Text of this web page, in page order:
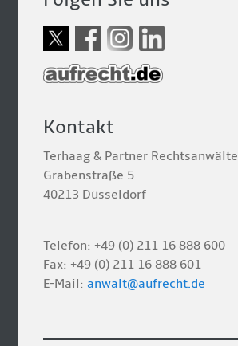
Kontakt
Terhaag & Partner Rechtsanwälte
Grabenstraße 5
40213 Düsseldorf
Telefon: +49 (0) 211 16 888 600
Fax: +49 (0) 211 16 888 601
E-Mail:anwalt@aufrecht.de